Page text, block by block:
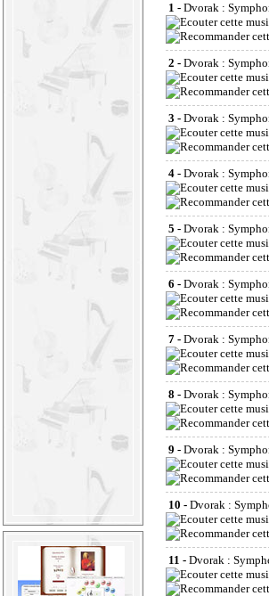
1 - Dvorak :
2 - Dvorak :
3 - Dvorak :
4 - Dvorak :
5 - Dvorak :
6 - Dvorak :
7 - Dvorak :
8 - Dvorak :
9 - Dvorak :
10 - Dvorak :
11 - Dvorak :